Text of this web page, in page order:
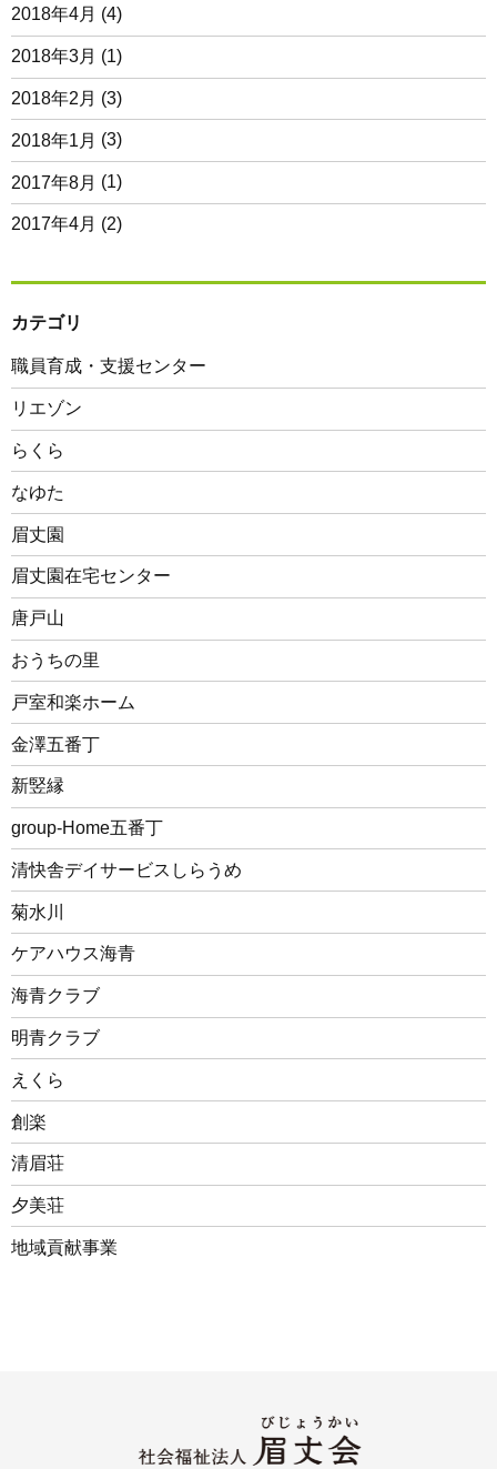
2018年4月 (4)
2018年3月 (1)
2018年2月 (3)
2018年1月 (3)
2017年8月 (1)
2017年4月 (2)
カテゴリ
職員育成・支援センター
リエゾン
らくら
なゆた
眉丈園
眉丈園在宅センター
唐戸山
おうちの里
戸室和楽ホーム
金澤五番丁
新竪縁
group-Home五番丁
清快舎デイサービスしらうめ
菊水川
ケアハウス海青
海青クラブ
明青クラブ
えくら
創楽
清眉荘
夕美荘
地域貢献事業